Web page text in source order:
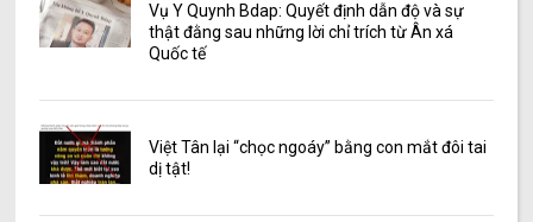
Vụ Y Quynh Bdap: Quyết định dẫn độ và sự
thật đằng sau những lời chỉ trích từ Ân xá
Quốc tế
Việt Tân lại “chọc ngoáy” bằng con mắt đôi tai
dị tật!